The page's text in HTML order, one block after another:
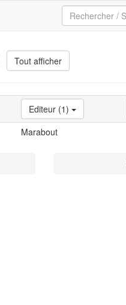
Tout afficher
Editeur (1)
Marabout